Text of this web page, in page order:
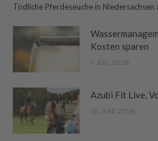
Tödliche Pferdeseuche in Niedersachsen
Kosten sparen
1. JULI 2026
Azubi Fit Live,
19. JUNI 2026